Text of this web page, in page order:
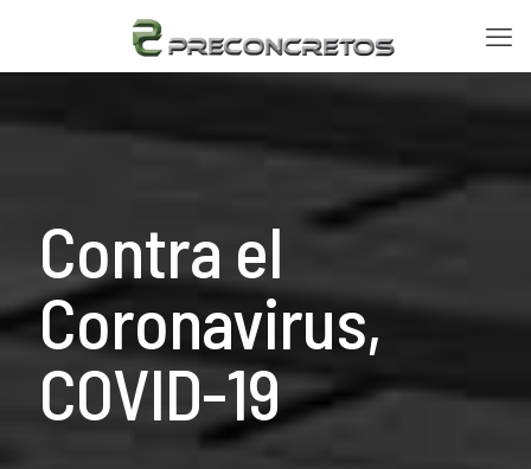
Contra el
Coronavirus,
COVID-19